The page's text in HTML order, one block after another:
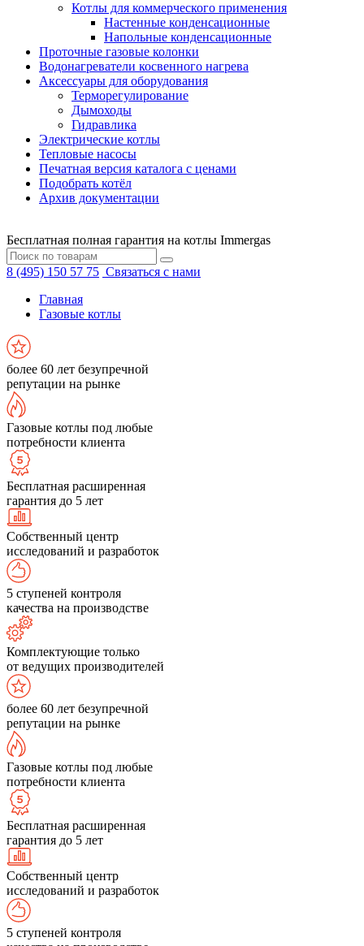
Котлы для коммерческого применения
Настенные конденсационные
Напольные конденсационные
Проточные газовые колонки
Водонагреватели косвенного нагрева
Аксессуары для оборудования
Терморегулирование
Дымоходы
Гидравлика
Электрические котлы
Тепловые насосы
Печатная версия каталога с ценами
Подобрать котёл
Архив документации
Бесплатная полная гарантия на котлы Immergas
8 (495) 150 57 75 Связаться с нами
Главная
Газовые котлы
более 60 лет безупречной
репутации на рынке
Газовые котлы под любые
потребности клиента
Бесплатная расширенная
гарантия до 5 лет
Собственный центр
исследований и разработок
5 ступеней контроля
качества на производстве
Комплектующие только
от ведущих производителей
более 60 лет безупречной
репутации на рынке
Газовые котлы под любые
потребности клиента
Бесплатная расширенная
гарантия до 5 лет
Собственный центр
исследований и разработок
5 ступеней контроля